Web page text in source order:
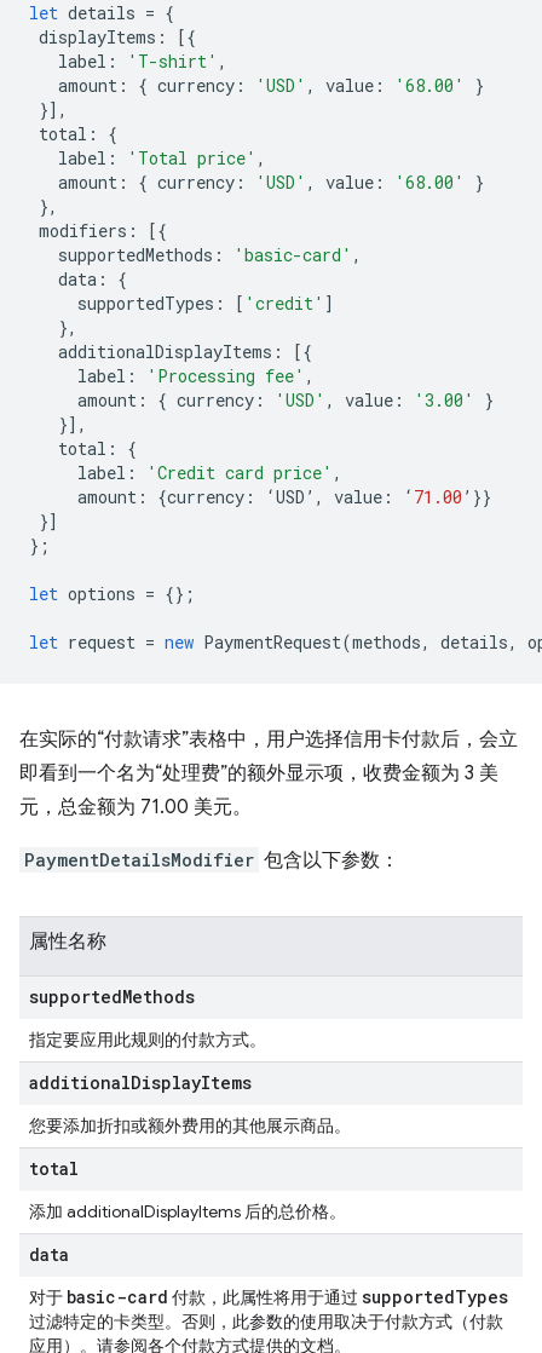
let details = {
displayItems :
[{
label : 'T-shirt' ,
amount : { currency : 'USD' , value : '68.00'
}
}],
total :
{
label : 'Total price' ,
amount : { currency : 'USD' , value : '68.00'
}
},
modifiers :
[{
supportedMethods : 'basic-card' ,
data :
{
supportedTypes : [ 'credit' ]
},
additionalDisplayItems :
[{
label : 'Processing fee' ,
amount : { currency : 'USD' , value : '3.00'
}
}],
total :
{
label : 'Credit card price' ,
amount : {currency : ‘USD ’ , value : ‘ 71.00 ’ }}
}]
};
let options = {};
let request = new PaymentRequest(methods, details,
在实际的“付款请求”表格中，用户选择信用卡付款后，会立
即看到一个名为“处理费”的额外显示项，收费金额为 3 美
元，总金额为 71.00 美元。
PaymentDetailsModifier 包含以下参数：
属性名称
supportedMethods
指定要应用此规则的付款方式。
additionalDisplayItems
您要添加折扣或额外费用的其他展示商品。
total
添加 additionalDisplayItems 后的总价格。
data
对于 basic-card 付款，此属性将用于通过 supportedTypes
过滤特定的卡类型。否则，此参数的使用取决于付款方式（付款
应用）。请参阅各个付款方式提供的文档。